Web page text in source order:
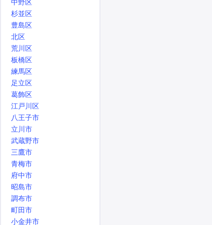
中野区
杉並区
豊島区
北区
荒川区
板橋区
練馬区
足立区
葛飾区
江戸川区
八王子市
立川市
武蔵野市
三鷹市
青梅市
府中市
昭島市
調布市
町田市
小金井市